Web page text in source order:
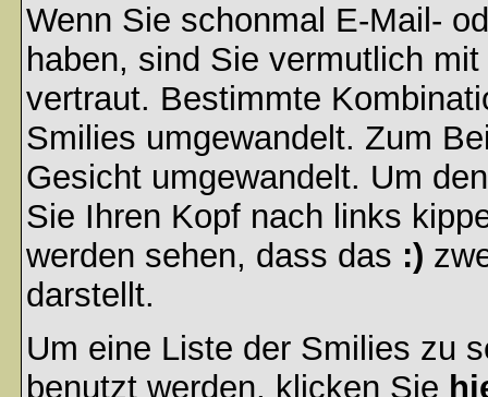
Wenn Sie schonmal E-Mail-
haben, sind Sie vermutlich
vertraut. Bestimmte
Smilies umgewandelt. Zum
Gesicht umgewandelt. Um
Sie Ihren Kopf nach links
werden sehen, dass das :)
darstellt.
Um eine Liste der Smilies zu
benutzt werden, klicken Sie